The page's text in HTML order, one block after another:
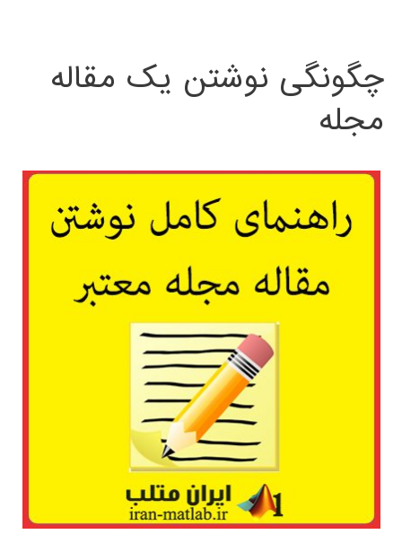
چگونگی نوشتن یک مقاله
مجله